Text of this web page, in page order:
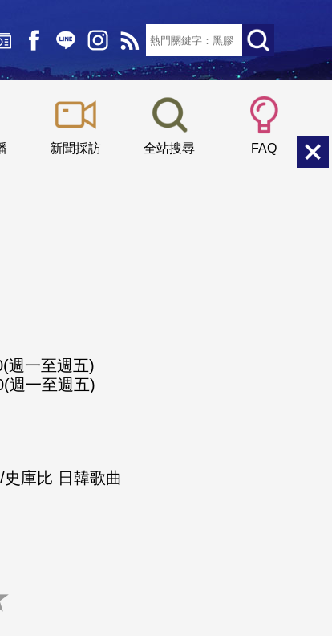
新聞採訪 全站搜尋 FAQ
小 中
週一至週五)
週一至週五)
庫比 日韓歌曲